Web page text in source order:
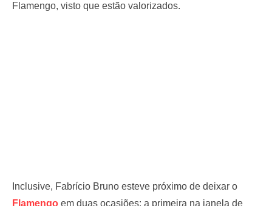
Flamengo, visto que estão valorizados.
Inclusive, Fabrício Bruno esteve próximo de deixar o
Flamengo em duas ocasiões: a primeira na janela de